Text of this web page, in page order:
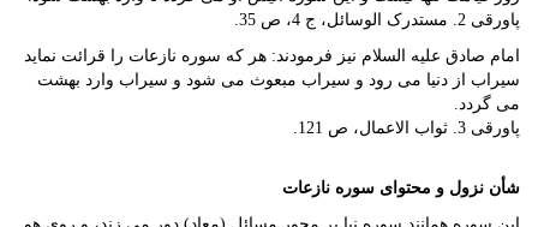
پاورقی 2. مستدرک الوسائل، ج 4، ص 35.
امام صادق علیه السلام نیز فرمودند: هر که سوره نازعات را قرائت نماید
سیراب از دنیا می رود و سیراب مبعوث می شود و سیراب وارد بهشت
می گردد.
پاورقی 3. ثواب الاعمال، ص 121.
شأن نزول و محتوای سوره نازعات